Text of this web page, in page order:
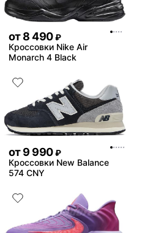
от8 490 ₽
Кроссовки Nike Air
Monarch 4 Black
от9 990 ₽
Кроссовки New Balance
574 CNY